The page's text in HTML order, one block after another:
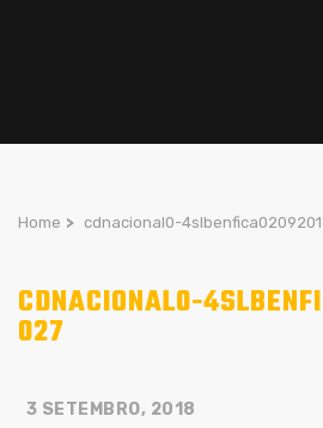
Home > cdnacional0-
CDNACIONAL0-
027
3 SETEMBRO, 2018